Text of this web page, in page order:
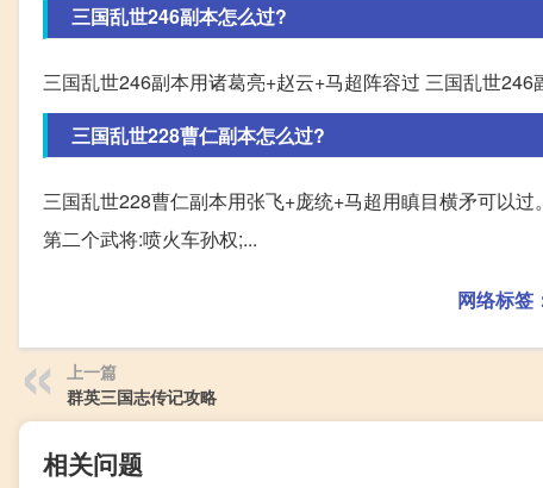
三国乱世246副本怎么过?
三国乱世246副本用诸葛亮+赵云+马超阵容过 三国乱世
三国乱世228曹仁副本怎么过?
三国乱世228曹仁副本用张飞+庞统+马超用瞋目横矛可以
第二个武将:喷火车孙权;...
网络标签
上一篇
群英三国志传记攻略
相关问题